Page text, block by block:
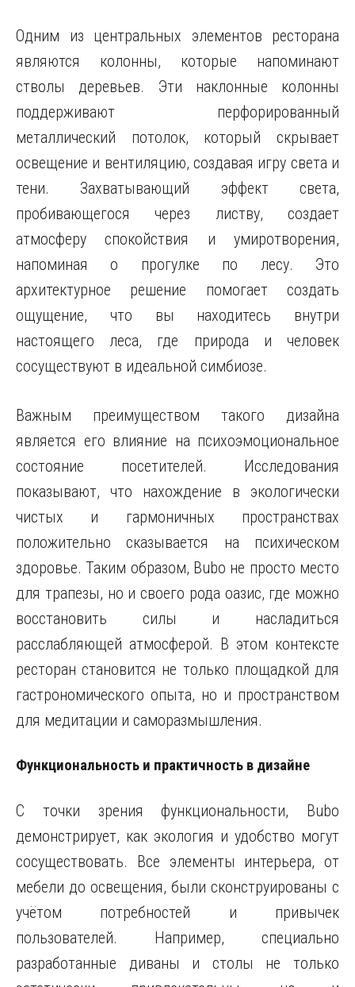
Одним из центральных элементов ресторана
являются колонны, которые напоминают
стволы деревьев. Эти наклонные колонны
поддерживают перфорированный
металлический потолок, который скрывает
освещение и вентиляцию, создавая игру света и
тени. Захватывающий эффект света,
пробивающегося через листву, создает
атмосферу спокойствия и умиротворения,
напоминая о прогулке по лесу. Это
архитектурное решение помогает создать
ощущение, что вы находитесь внутри
настоящего леса, где природа и человек
сосуществуют в идеальной симбиозе.
Важным преимуществом такого дизайна
является его влияние на психоэмоциональное
состояние посетителей. Исследования
показывают, что нахождение в экологически
чистых и гармоничных пространствах
положительно сказывается на психическом
здоровье. Таким образом, Bubo не просто место
для трапезы, но и своего рода оазис, где можно
восстановить силы и насладиться
расслабляющей атмосферой. В этом контексте
ресторан становится не только площадкой для
гастрономического опыта, но и пространством
для медитации и саморазмышления.
Функциональность и практичность в дизайне
С точки зрения функциональности, Bubo
демонстрирует, как экология и удобство могут
сосуществовать. Все элементы интерьера, от
мебели до освещения, были сконструированы с
учётом потребностей и привычек
пользователей. Например, специально
разработанные диваны и столы не только